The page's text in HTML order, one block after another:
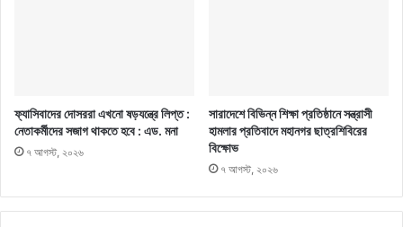
ফ্যাসিবাদের দোসররা এখনো ষড়যন্ত্রে লিপ্ত :
নেতাকর্মীদের সজাগ থাকতে হবে : এড. মনা
৭ আগস্ট, ২০২৬
সারাদেশে বিভিন্ন শিক্ষা প্রতিষ্ঠানে সন্ত্রাসী
হামলার প্রতিবাদে মহানগর ছাত্রশিবিরের
বিক্ষোভ
৭ আগস্ট, ২০২৬